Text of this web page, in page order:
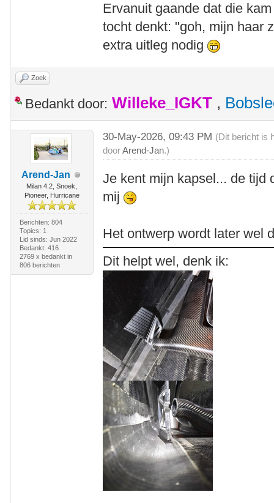
Ervanuit gaande dat die
tocht denkt: "goh, mijn haar
extra uitleg nodig
Zoek
Bedankt door: Willeke_IGKT ,
Arend-Jan
Milan 4.2, Snoek,
Pioneer, Hurricane
Berichten: 804
Topics: 1
Lid sinds: Jun 2022
Bedankt: 416
2769 x bedankt in
806 berichten
30-May-2026, 09:43 PM (Dit bericht is
doorArend-Jan.)
Je kent mijn kapsel... de tijd
mij
Het ontwerp wordt later wel
Dit helpt wel, denk ik: